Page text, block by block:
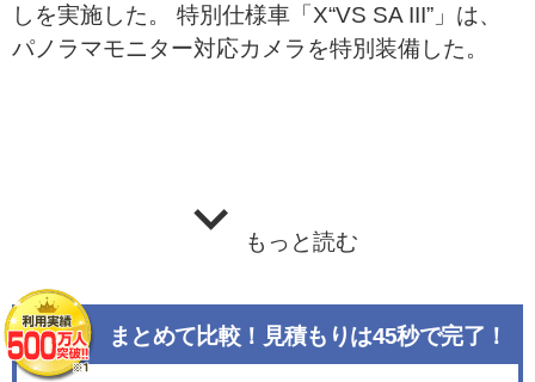
しを実施した。 特別仕様車「X“VS SA III”」は、
パノラマモニター対応カメラを特別装備した。
もっと読む
まとめて比較！見積もりは45秒で完了！